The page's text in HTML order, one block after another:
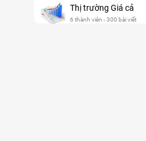
Thị trường Giá cả
6 thành viên - 300 bài viết